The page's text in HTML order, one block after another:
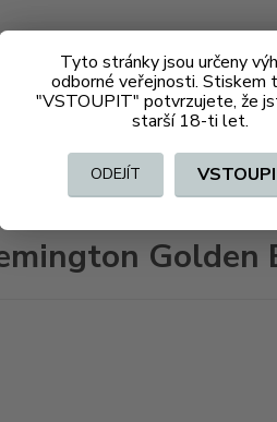
Tyto stránky jsou určeny
odborné veřejnosti. Stiskem
"VSTOUPIT" potvrzujete, že
starší 18-ti let.
ODEJÍT
Hledat
na ZO Malorážkové .22LR